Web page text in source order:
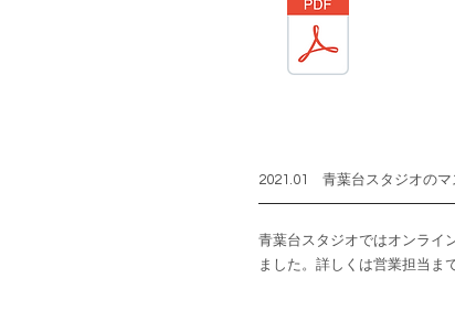
2021.01 青葉台スタジオのマ
青葉台スタジオではオンライ
ました。詳しくは営業担当ま